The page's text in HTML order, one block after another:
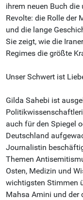
ihrem neuen Buch
Revolte: die Rolle der
und die lange
Sie zeigt, wie die
Regimes die größte
Unser Schwert ist
Gilda Sahebi ist
auch für den Spiegel
Deutschland
Journalistin
Themen
Osten, Medizin und
wichtigsten Stimmen
Mahsa Amini und der